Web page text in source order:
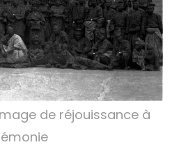
de réjouissance à